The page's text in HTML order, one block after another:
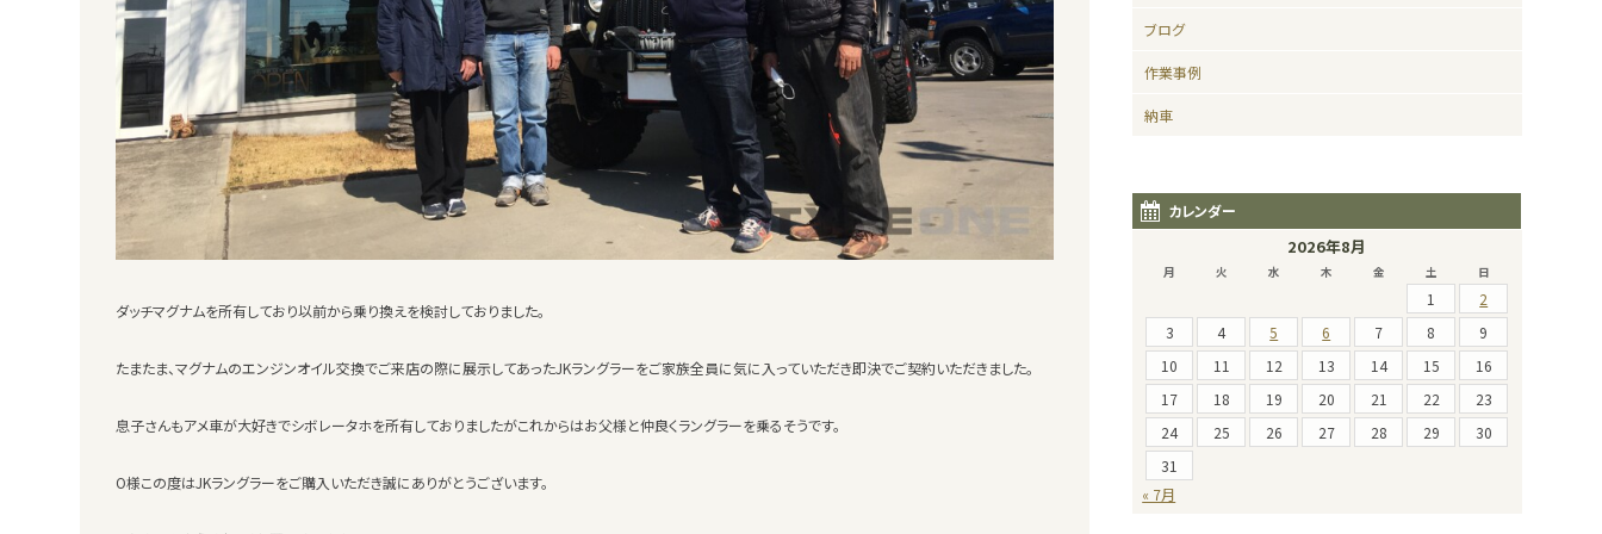
ダッチマグナムを所有しており以前から乗り換えを検討しておりました。
たまたま、マグナムのエンジンオイル交換でご来店の際に展示してあったJKラングラーをご家族全員に気に入っていただき即決でご契約いただきました。
息子さんもアメ車が大好きでシボレータホを所有しておりましたがこれからはお父様と仲良くラングラーを乗るそうです。
O様この度はJKラングラーをご購入いただき誠にありがとうございます。
ブログ
作業事例
納車
カレンダー
2026年8月
月 火 水 木 金 土 日
1
2
3
4 5 6 7 8
9
10
11 12 13 14 15
16
17
18 19 20 21 22
23
24
25 26 27 28 29
30
31
« 7月